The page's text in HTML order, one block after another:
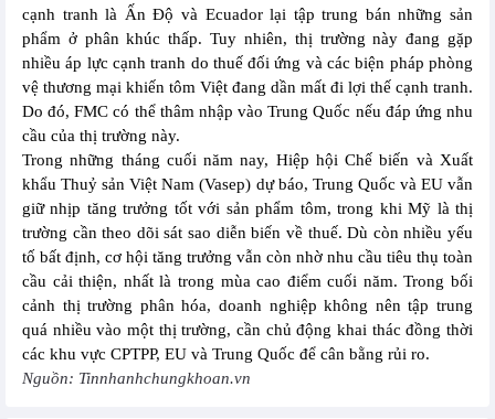
cạnh tranh là Ấn Độ và Ecuador lại tập trung bán những sản
phẩm ở phân khúc thấp. Tuy nhiên, thị trường này đang gặp
nhiều áp lực cạnh tranh do thuế đối ứng và các biện pháp phòng
vệ thương mại khiến tôm Việt đang dần mất đi lợi thế cạnh tranh.
Do đó, FMC có thể thâm nhập vào Trung Quốc nếu đáp ứng nhu
cầu của thị trường này.
Trong những tháng cuối năm nay, Hiệp hội Chế biến và Xuất
khẩu Thuỷ sản Việt Nam (Vasep) dự báo, Trung Quốc và EU vẫn
giữ nhịp tăng trưởng tốt với sản phẩm tôm, trong khi Mỹ là thị
trường cần theo dõi sát sao diễn biến về thuế. Dù còn nhiều yếu
tố bất định, cơ hội tăng trưởng vẫn còn nhờ nhu cầu tiêu thụ toàn
cầu cải thiện, nhất là trong mùa cao điểm cuối năm. Trong bối
cảnh thị trường phân hóa, doanh nghiệp không nên tập trung
quá nhiều vào một thị trường, cần chủ động khai thác đồng thời
các khu vực CPTPP, EU và Trung Quốc để cân bằng rủi ro.
Nguồn: Tinnhanhchungkhoan.vn